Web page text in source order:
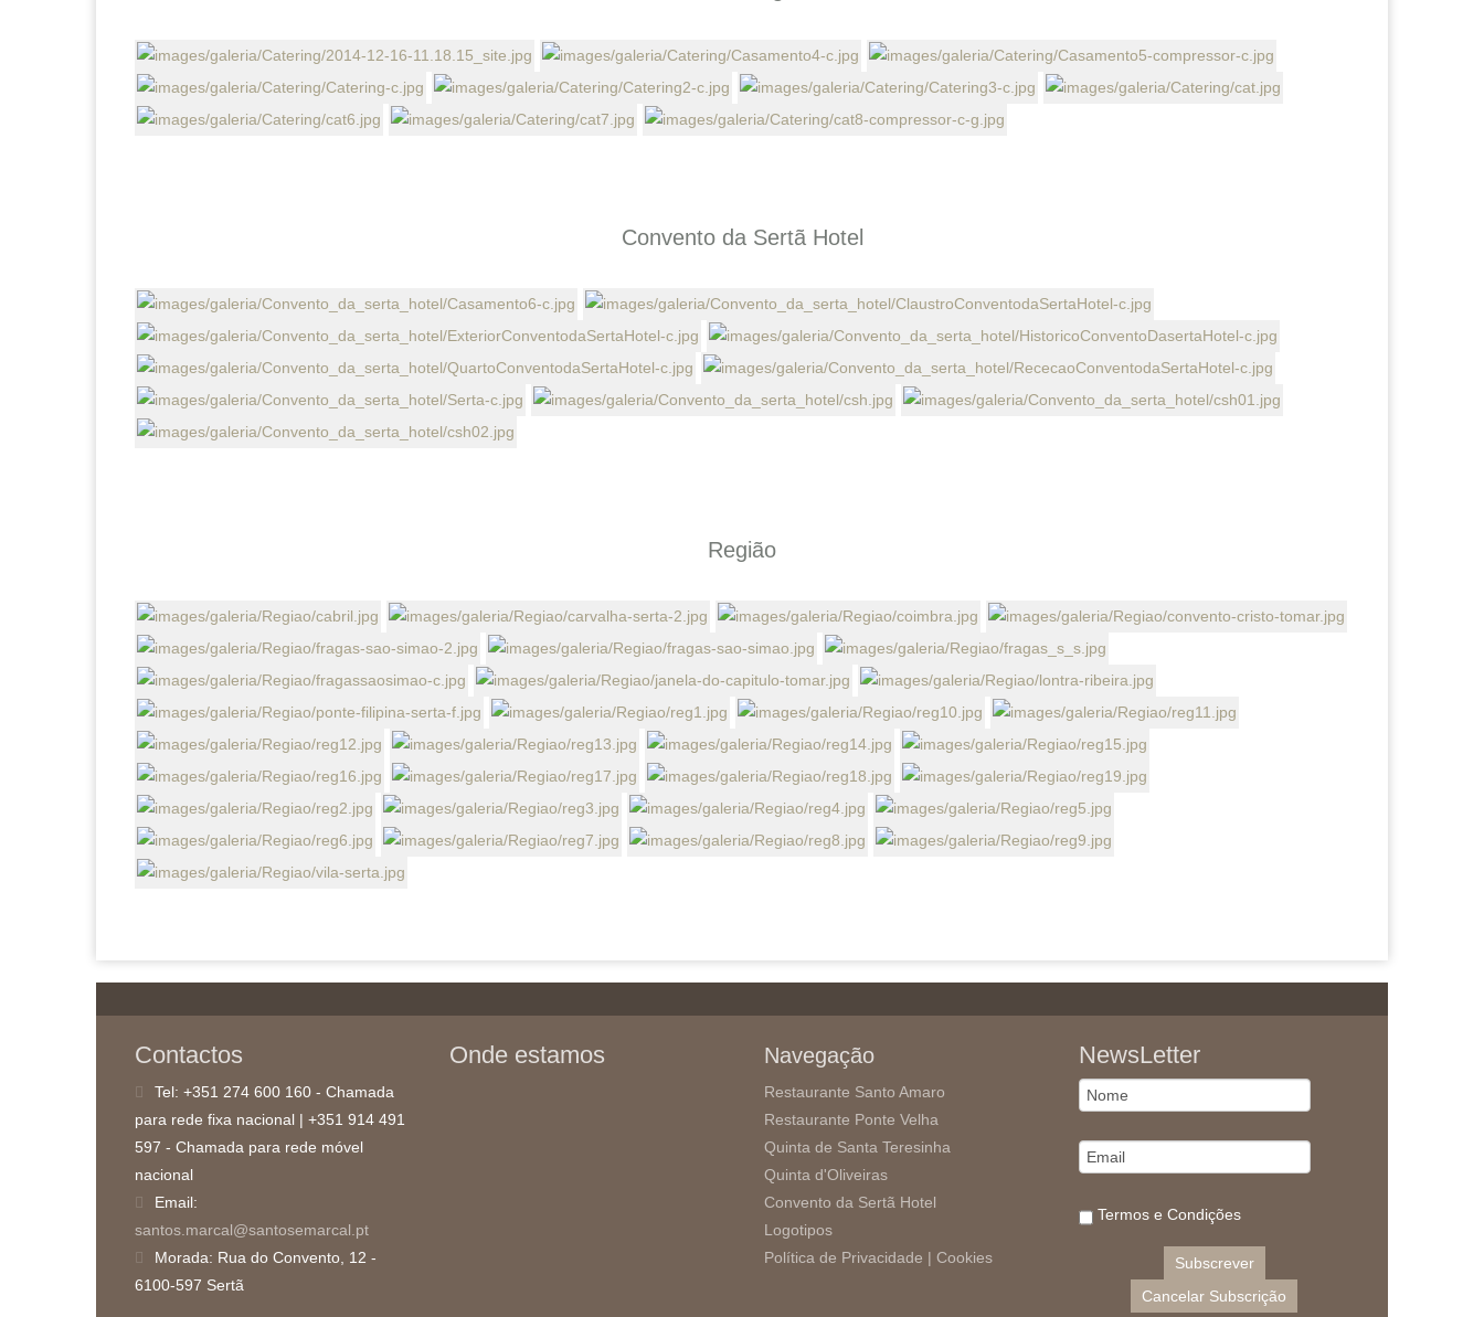
Convento da Sertã Hotel
Região
Contactos
Tel: +351 274 600 160 - Chamada
para rede fixa nacional | +351 914 491
597 - Chamada para rede móvel
nacional
Email:
santos.marcal@santosemarcal.pt
Morada: Rua do Convento, 12 -
6100-597 Sertã
Onde estamos Navegação
Restaurante Santo Amaro
Restaurante Ponte Velha
Quinta de Santa Teresinha
Quinta d'Oliveiras
Convento da Sertã Hotel
Logotipos
Política de Privacidade | Cookies
NewsLetter
Termos e Condições